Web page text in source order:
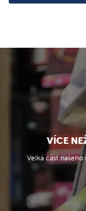
VÍCE
Velká část